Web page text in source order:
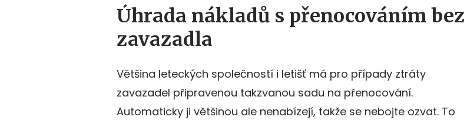
Úhrada nákladů s přenocováním bez
zavazadla
Většina leteckých společností i letišť má pro případy ztráty
zavazadel připravenou takzvanou sadu na přenocování.
Automaticky ji většinou ale nenabízejí, takže se nebojte ozvat. To